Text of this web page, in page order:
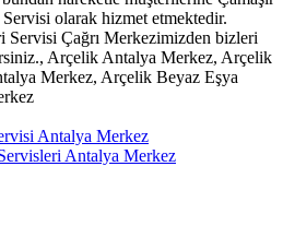
olarak hizmet etmektedir.
Servisi Çağrı Merkezimizden bizleri
Arçelik Antalya Merkez, Arçelik
Merkez, Arçelik Beyaz Eşya
Antalya Merkez
Antalya Merkez